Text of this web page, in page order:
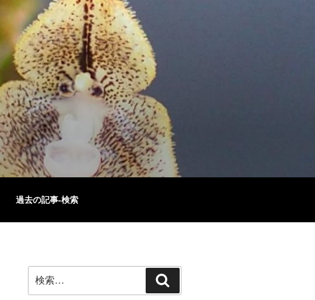
過去の記事-検索
索:
索